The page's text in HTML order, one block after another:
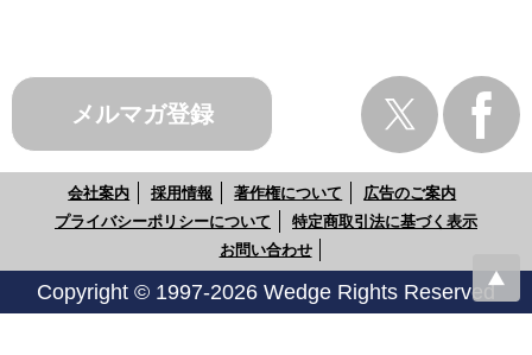
メルマガ登録
会社案内 採用情報 著作権について
広告のご案内
プライバシーポリシーについて
特定商取引法に基づく表示
お問い合わせ
Copyright © 1997-2026 Wedge Rights Reserved